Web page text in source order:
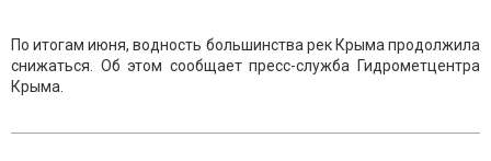
По итогам июня, водность большинства рек Крыма продолжила
снижаться. Об этом сообщает пресс-служба Гидрометцентра
Крыма.